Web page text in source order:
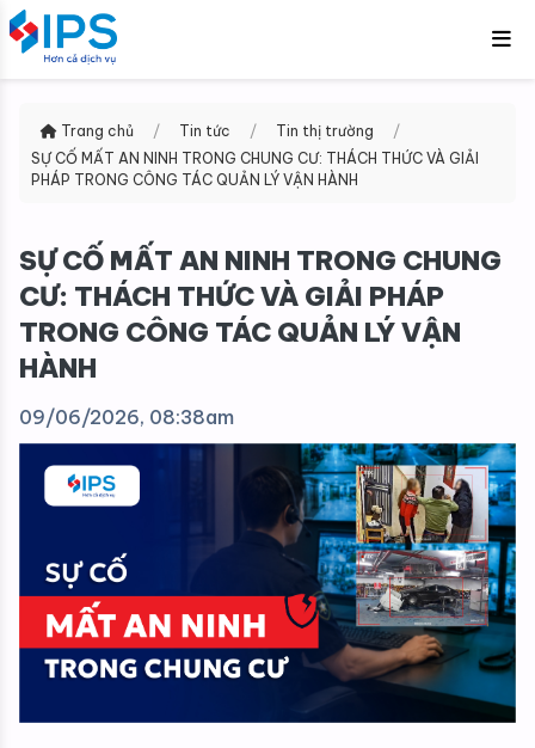
Trang chủ / Tin tức / Tin thị trường
/
SỰ CỐ MẤT AN NINH TRONG CHUNG CƯ: THÁCH THỨC VÀ GIẢI
PHÁP TRONG CÔNG TÁC QUẢN LÝ VẬN HÀNH
SỰ CỐ MẤT AN NINH TRONG CHUNG
CƯ: THÁCH THỨC VÀ GIẢI PHÁP
TRONG CÔNG TÁC QUẢN LÝ VẬN
HÀNH
09/06/2026, 08:38am